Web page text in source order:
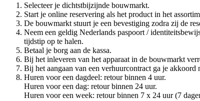
Selecteer je dichtstbijzijnde bouwmarkt.
Start je online reservering als het product in het
De bouwmarkt stuurt je een bevestiging zodra zij de
Neem een geldig Nederlands paspoort /
tijdstip op te halen.
Betaal je borg aan de kassa.
Bij het inleveren van het apparaat in de bouwmarkt
Bij het aangaan van een verhuurcontract ga je akkoord
Huren voor een dagdeel: retour binnen 4 uur.
Huren voor een dag: retour binnen 24 uur.
Huren voor een week: retour binnen 7 x 24 uur (7